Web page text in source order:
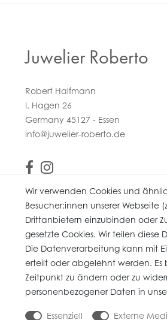
Juwelier Roberto
Robert Halfmann
I. Hagen 26
Germany 45127 - Essen
info@juwelier-roberto.de
* Alle Preise verstehen sich inkl. gesetzl.
© copyright 2026 Juwelier Roberto / Alle
Wir verwenden Cookies und
Besucher:innen unserer Webseite
Drittanbietern einzubinden oder
gesetzte Cookies. Wir teilen
Die Datenverarbeitung kann mit
erteilt oder abgelehnt werden. Es
Zeitpunkt zu ändern oder zu
personenbezogener Daten in
Essenziell Externe